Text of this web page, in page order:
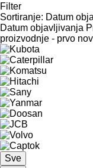
Filter
Sortiranje: Datum
Datum objavljivanja
proizvodnje - prvo
Sve